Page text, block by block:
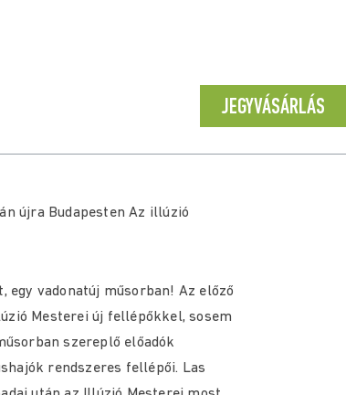
JEGYVÁSÁRLÁS
újra Budapesten Az illúzió
egy vadonatúj műsorban! Az előző
Mesterei új fellépőkkel, sosem
szereplő előadók
rendszeres fellépői. Las